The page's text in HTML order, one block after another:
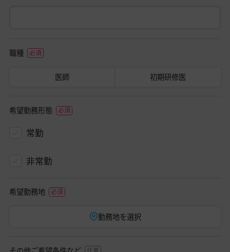
職種
医師 初期研修医
希望勤務形態
常勤
非常勤
希望勤務地
勤務地を選択